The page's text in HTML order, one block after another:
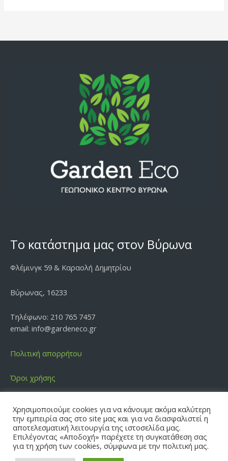
Το κατάστημα μας στον Βύρωνα
Φλέμινγκ 59 & Καραολή Δημητρίου
Βύρωνας, 16233
Τηλέφωνο: 210 765 7457
email: info@gardeneco.gr
Πολιτική απορρήτου
Όροι χρήσης
Copyright © 2026 | GARDEN ECO
Χρησιμοποιούμε cookies για να κάνουμε ακόμα καλύτερη
την εμπειρία σας στο site μας και για να διασφαλιστεί η
αποτελεσματική λειτουργία της ιστοσελίδα μας.
Επιλέγοντας «Αποδοχή» παρέχετε τη συγκατάθεση σας
για τη χρήση των cookies, σύμφωνα με την πολιτική μας.
Το κατάστημά μας είναι τώρα κλειστό! Ξανά κοντά σας αύριο στις
09:00πμ!